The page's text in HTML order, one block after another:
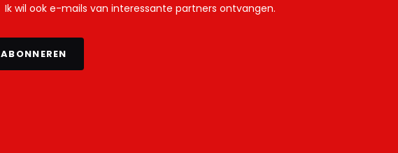
Ik wil ook e-mails van interessante partners ontvangen.
ABONNEREN